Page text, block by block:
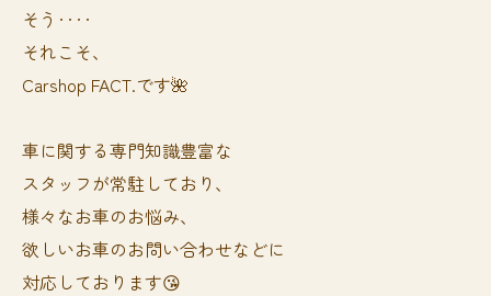
そう‥‥
それこそ、
Carshop FACT.です🌺
車に関する専門知識豊富な
スタッフが常駐しており、
様々なお車のお悩み、
欲しいお車のお問い合わせなどに
対応しております😘